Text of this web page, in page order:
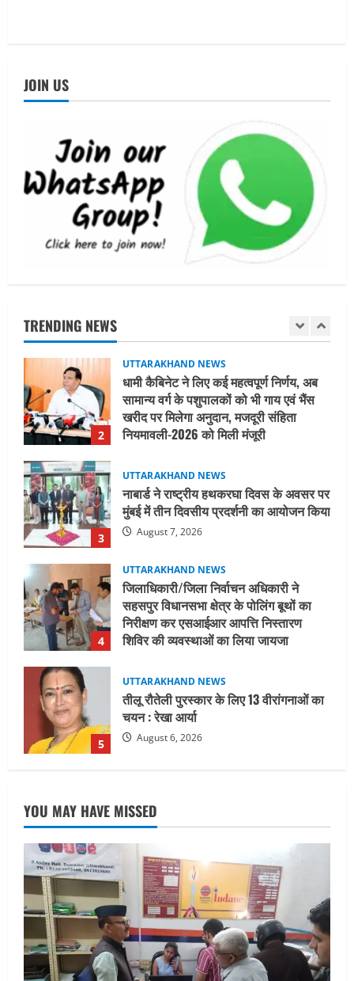
JOIN US
TRENDING NEWS
चयन : रेखा आर्या
UTTARAKHAND NEWS
15 अगस्त तक ई-केवाईसी नहीं कराई तो गैस
आपूर्ति पर पड़ सकता है असर
August 8, 2026
2
UTTARAKHAND NEWS
3
UTTARAKHAND NEWS
नाबार्ड ने राष्ट्रीय हथकरघा दिवस के अवसर पर
मुंबई में तीन दिवसीय प्रदर्शनी का आयोजन किया
August 7, 2026
4
जिलाधिकारी/जिला निर्वाचन अधिकारी ने
सहसपुर विधानसभा क्षेत्र के पोलिंग बूथों का
निरीक्षण कर एसआईआर आपत्ति निस्तारण
शिविर की व्यवस्थाओं का लिया जायजा
5
UTTARAKHAND NEWS
तीलू रौतेली पुरस्कार के लिए 13 वीरांगनाओं का
चयन : रेखा आर्या
August 6, 2026
1
UTTARAKHAND NEWS
15 अगस्त तक ई-केवाईसी नहीं कराई तो गैस
आपूर्ति पर पड़ सकता है असर
August 8, 2026
2
सामान्य वर्ग के पशुपालकों को भी गाय एवं भैंस
खरीद पर मिलेगा अनुदान, मजदूरी संहिता
नियमावली-2026 को मिली मंजूरी
August 7, 2026
3
UTTARAKHAND NEWS
नाबार्ड ने राष्ट्रीय हथकरघा दिवस के अवसर पर
मुंबई में तीन दिवसीय प्रदर्शनी का आयोजन किया
August 7, 2026
YOU MAY HAVE MISSED